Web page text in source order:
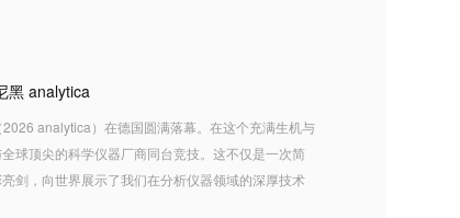
黑 analytica
analytica）在德国圆满落幕。在这个充满生机与
球顶尖的科学仪器厂商同台竞技。这不仅是一次简
剑，向世界展示了我们在分析仪器领域的深厚技术